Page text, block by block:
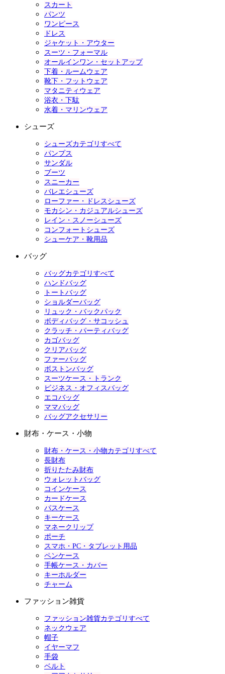
スカート
パンツ
ワンピース
ドレス
ジャケット・アウター
スーツ・フォーマル
オールインワン・セットアップ
下着・ルームウェア
靴下・フットウェア
マタニティウェア
浴衣・下駄
水着・マリンウェア
シューズ
シューズカテゴリすべて
パンプス
サンダル
ブーツ
スニーカー
バレエシューズ
ローファー・ドレスシューズ
モカシン・カジュアルシューズ
レイン・スノーシューズ
コンフォートシューズ
シューケア・靴用品
バッグ
バッグカテゴリすべて
ハンドバッグ
トートバッグ
ショルダーバッグ
リュック・バックパック
ボディバッグ・サコッシュ
クラッチ・パーティバッグ
カゴバッグ
クリアバッグ
ファーバッグ
ボストンバッグ
スーツケース・トランク
ビジネス・オフィスバッグ
エコバッグ
ママバッグ
バッグアクセサリー
財布・ケース・小物
財布・ケース・小物カテゴリすべて
長財布
折りたたみ財布
ウォレットバッグ
コインケース
カードケース
パスケース
キーケース
マネークリップ
ポーチ
スマホ・PC・タブレット用品
ペンケース
手帳ケース・カバー
キーホルダー
チャーム
ファッション雑貨
ファッション雑貨カテゴリすべて
ネックウェア
帽子
イヤーマフ
手袋
ベルト